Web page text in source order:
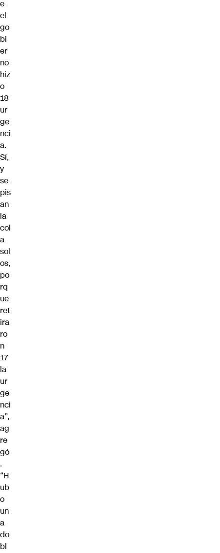
e
el
go
bi
er
no
hiz
o
18
ur
ge
nci
a.
Sí,
y
se
pis
an
la
col
a
sol
os,
po
rq
ue
ret
ira
ro
n
17
la
ur
ge
nci
a”,
ag
re
gó
.
“H
ub
o
un
a
do
bl